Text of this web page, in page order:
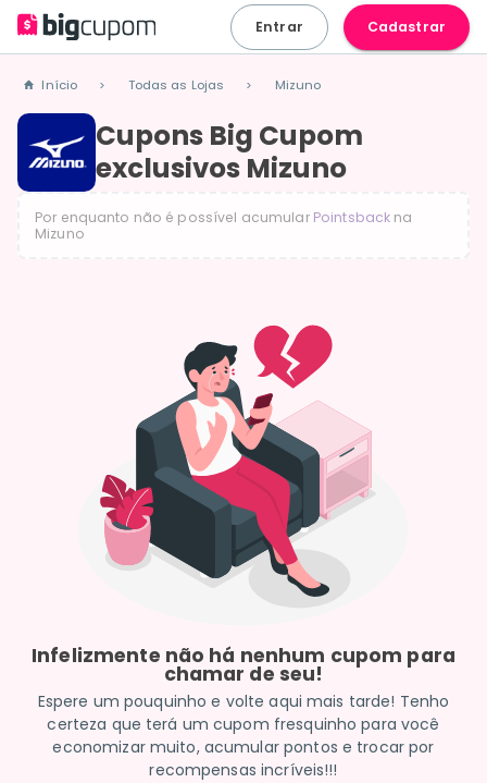
Entrar Cadastrar
Início > Todas as Lojas > Mizuno
Cupons Big Cupom
exclusivos Mizuno
Por enquanto não é possível acumular Pointsback na
Mizuno
Infelizmente não há nenhum cupom para
chamar de seu!
Espere um pouquinho e volte aqui mais tarde! Tenho
certeza que terá um cupom fresquinho para você
economizar muito, acumular pontos e trocar por
recompensas incríveis!!!